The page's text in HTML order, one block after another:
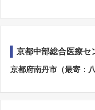
京都中部総合医療セ
京都府南丹市（最寄：